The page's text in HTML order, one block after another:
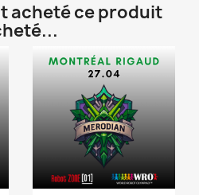
acheté ce produit